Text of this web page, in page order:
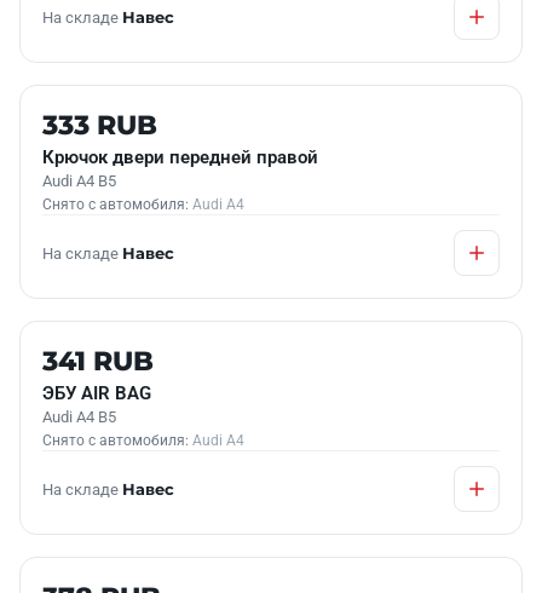
На складе Навес
Б/У В НАЛИЧИИ
333 RUB
Крючок двери передней правой
Audi A4 B5
Снято с автомобиля: Audi A4
На складе Навес
Б/У В НАЛИЧИИ
341 RUB
ЭБУ АIR BAG
Audi A4 B5
Снято с автомобиля: Audi A4
На складе Навес
Б/У В НАЛИЧИИ